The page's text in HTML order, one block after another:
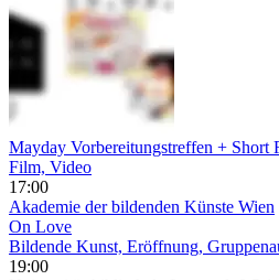
Mayday Vorbereitungstreffen + Short
Film, Video
17:00
Akademie der bildenden Künste Wien
On Love
Bildende Kunst, Eröffnung,
19:00